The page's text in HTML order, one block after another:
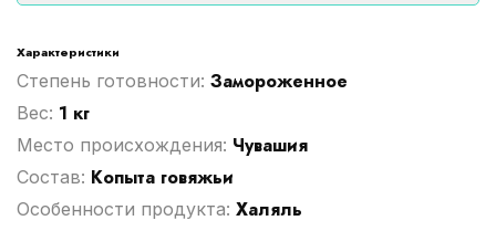
Характеристики
Степень готовности: Замороженное
Вес: 1 кг
Место происхождения: Чувашия
Cостав: Копыта говяжьи
Особенности продукта: Халяль